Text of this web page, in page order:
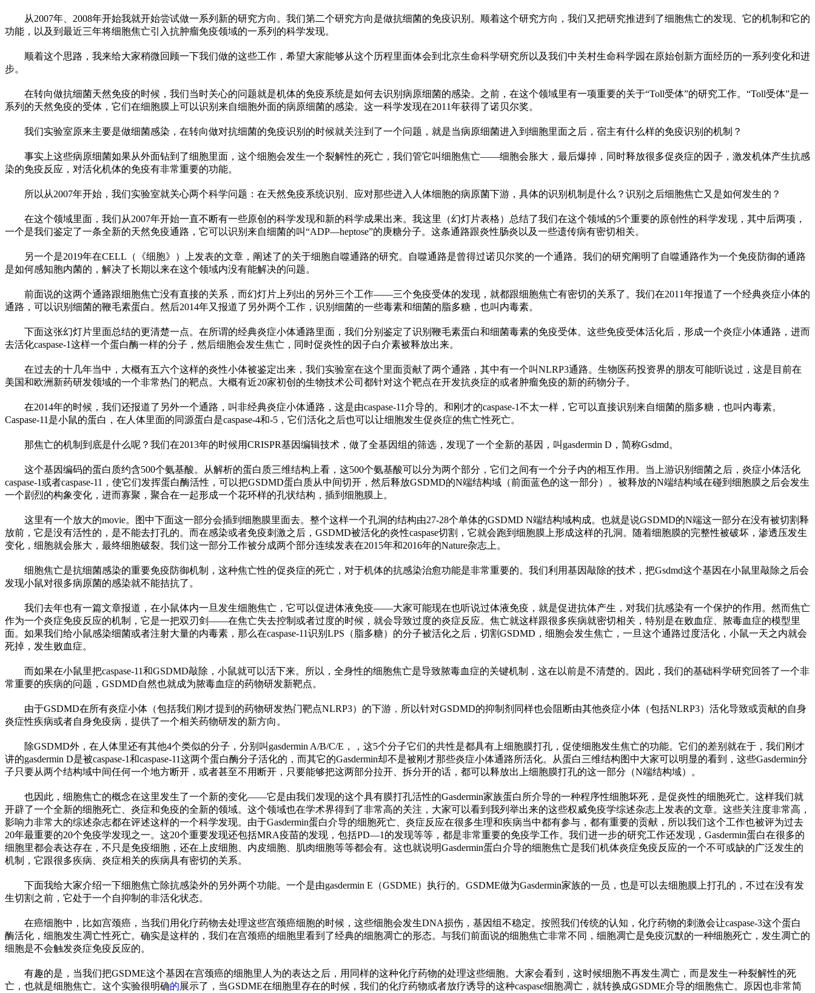
从2007年、2008年开始我就开始尝试做一系列新的研究方向。我们第二个研究方向是做抗细菌的免疫识别。顺着这个研究方向，我们又把研究推进到了细胞焦亡的发现、它的机制和它的
功能，以及到最近三年将细胞焦亡引入抗肿瘤免疫领域的一系列的科学发现。
顺着这个思路，我来给大家稍微回顾一下我们做的这些工作，希望大家能够从这个历程里面体会到北京生命科学研究所以及我们中关村生命科学园在原始创新方面经历的一系列变化和进
步。
在转向做抗细菌天然免疫的时候，我们当时关心的问题就是机体的免疫系统是如何去识别病原细菌的感染。之前，在这个领域里有一项重要的关于“Toll受体”的研究工作。“Toll受体”是一
系列的天然免疫的受体，它们在细胞膜上可以识别来自细胞外面的病原细菌的感染。这一科学发现在2011年获得了诺贝尔奖。
我们实验室原来主要是做细菌感染，在转向做对抗细菌的免疫识别的时候就关注到了一个问题，就是当病原细菌进入到细胞里面之后，宿主有什么样的免疫识别的机制？
事实上这些病原细菌如果从外面钻到了细胞里面，这个细胞会发生一个裂解性的死亡，我们管它叫细胞焦亡——细胞会胀大，最后爆掉，同时释放很多促炎症的因子，激发机体产生抗感
染的免疫反应，对活化机体的免疫有非常重要的功能。
所以从2007年开始，我们实验室就关心两个科学问题：在天然免疫系统识别、应对那些进入人体细胞的病原菌下游，具体的识别机制是什么？识别之后细胞焦亡又是如何发生的？
在这个领域里面，我们从2007年开始一直不断有一些原创的科学发现和新的科学成果出来。我这里（幻灯片表格）总结了我们在这个领域的5个重要的原创性的科学发现，其中后两项，
一个是我们鉴定了一条全新的天然免疫通路，它可以识别来自细菌的叫“ADP—heptose”的庚糖分子。这条通路跟炎性肠炎以及一些遗传病有密切相关。
另一个是2019年在CELL（《细胞》）上发表的文章，阐述了的关于细胞自噬通路的研究。自噬通路是曾得过诺贝尔奖的一个通路。我们的研究阐明了自噬通路作为一个免疫防御的通路
是如何感知胞内菌的，解决了长期以来在这个领域内没有能解决的问题。
前面说的这两个通路跟细胞焦亡没有直接的关系，而幻灯片上列出的另外三个工作——三个免疫受体的发现，就都跟细胞焦亡有密切的关系了。我们在2011年报道了一个经典炎症小体的
通路，可以识别细菌的鞭毛素蛋白。然后2014年又报道了另外两个工作，识别细菌的一些毒素和细菌的脂多糖，也叫内毒素。
下面这张幻灯片里面总结的更清楚一点。在所谓的经典炎症小体通路里面，我们分别鉴定了识别鞭毛素蛋白和细菌毒素的免疫受体。这些免疫受体活化后，形成一个炎症小体通路，进而
去活化caspase-1这样一个蛋白酶一样的分子，然后细胞会发生焦亡，同时促炎性的因子白介素被释放出来。
在过去的十几年当中，大概有五六个这样的炎性小体被鉴定出来，我们实验室在这个里面贡献了两个通路，其中有一个叫NLRP3通路。生物医药投资界的朋友可能听说过，这是目前在
美国和欧洲新药研发领域的一个非常热门的靶点。大概有近20家初创的生物技术公司都针对这个靶点在开发抗炎症的或者肿瘤免疫的新的药物分子。
在2014年的时候，我们还报道了另外一个通路，叫非经典炎症小体通路，这是由caspase-11介导的。和刚才的caspase-1不太一样，它可以直接识别来自细菌的脂多糖，也叫内毒素。
Caspase-11是小鼠的蛋白，在人体里面的同源蛋白是caspase-4和-5，它们活化之后也可以让细胞发生促炎症的焦亡性死亡。
那焦亡的机制到底是什么呢？我们在2013年的时候用CRISPR基因编辑技术，做了全基因组的筛选，发现了一个全新的基因，叫gasdermin D，简称Gsdmd。
这个基因编码的蛋白质约含500个氨基酸。从解析的蛋白质三维结构上看，这500个氨基酸可以分为两个部分，它们之间有一个分子内的相互作用。当上游识别细菌之后，炎症小体活化
caspase-1或者caspase-11，使它们发挥蛋白酶活性 ，可以把GSDMD蛋白质从中间切开，然后释放GSDMD的N端结构域（前面蓝色的这一部分）。被释放的N端结构域在碰到细胞膜之后会发生
一个剧烈的构象变化，进而寡聚，聚合在一起形成一个花环样的孔状结构，插到细胞膜上。
这里有一个放大的movie。图中下面这一部分会插到细胞膜里面去。整个这样一个孔洞的结构由27-28个单体的GSDMD N端结构域构成。也就是说GSDMD的N端这一部分在没有被切割释
放前，它是没有活性的，是不能去打孔的。而在感染或者免疫刺激之后，GSDMD被活化的炎性caspase切割，它就会跑到细胞膜上形成这样的孔洞。随着细胞膜的完整性被破坏，渗透压发生
变化，细胞就会胀大，最终细胞破裂。我们这一部分工作被分成两个部分连续发表在2015年和2016年的Nature杂志上。
细胞焦亡是抗细菌感染的重要免疫防御机制，这种焦亡性的促炎症的死亡，对于机体的抗感染治愈功能是非常重要的。我们利用基因敲除的技术，把Gsdmd这个基因在小鼠里敲除之后会
发现小鼠对很多病原菌的感染就不能拮抗了。
我们去年也有一篇文章报道，在小鼠体内一旦发生细胞焦亡，它可以促进体液免疫——大家可能现在也听说过体液免疫，就是促进抗体产生，对我们抗感染有一个保护的作用。然而焦亡
作为一个炎症免疫反应的机制，它是一把双刃剑——在焦亡失去控制或者过度的时候，就会导致过度的炎症反应。焦亡就这样跟很多疾病就密切相关，特别是在败血症、脓毒血症的模型里
面。如果我们给小鼠感染细菌或者注射大量的内毒素，那么在caspase-11识别LPS（脂多糖）的分子被活化之后，切割GSDMD，细胞会发生焦亡，一旦这个通路过度活化，小鼠一天之内就会
死掉，发生败血症。
而如果在小鼠里把caspase-11和GSDMD敲除，小鼠就可以活下来。所以，全身性的细胞焦亡是导致脓毒血症的关键机制，这在以前是不清楚的。因此，我们的基础科学研究回答了一个非
常重要的疾病的问题，GSDMD自然也就成为脓毒血症的药物研发新靶点。
由于GSDMD在所有炎症小体（包括我们刚才提到的药物研发热门靶点NLRP3）的下游 ， 所以针对GSDMD的抑制剂同样也会阻断由其他炎症小体（包括NLRP3）活化导致或贡献的自身
炎症性疾病或者自身免疫病，提供了一个相关药物研发的新方向。
除GSDMD外，在人体里还有其他4个类似的分子，分别叫gasdermin A/B/C/E，，这5个分子它们的共性是都具有上细胞膜打孔，促使细胞发生焦亡的功能。它们的差别就在于，我们刚才
讲的gasdermin D是被caspase-1和caspase-11这两个蛋白酶分子活化的，而其它的Gasdermin却不是被刚才那些炎症小体通路所活化。从蛋白三维结构图中大家可以明显的看到，这些Gasdermin分
子只要从两个结构域中间任何一个地方断开，或者甚至不用断开，只要能够把这两部分拉开、拆分开的话，都可以释放出上细胞膜打孔的这一部分（N端结构域）。
也因此，细胞焦亡的概念在这里发生了一个新的变化——它是由我们发现的这个具有膜打孔活性的Gasdermin家族蛋白所介导的一种程序性细胞坏死，是促炎性的细胞死亡。这样我们就
开辟了一个全新的细胞死亡、炎症和免疫的全新的领域。这个领域也在学术界得到了非常高的关注，大家可以看到我列举出来的这些权威免疫学综述杂志上发表的文章。这些关注度非常高，
影响力非常大的综述杂志都在评述这样的一个科学发现。由于Gasdermin蛋白介导的细胞死亡、炎症反应在很多生理和疾病当中都有参与，都有重要的贡献，所以我们这个工作也被评为过去
20年最重要的20个免疫学发现之一。这20个重要发现还包括MRA疫苗的发现，包括PD—1的发现等等，都是非常重要的免疫学工作。我们进一步的研究工作还发现，Gasdermin蛋白在很多的
细胞里都会表达存在，不只是免疫细胞，还在上皮细胞、内皮细胞、肌肉细胞等等都会有。这也就说明Gasdermin蛋白介导的细胞焦亡是我们机体炎症免疫反应的一个不可或缺的广泛发生的
机制，它跟很多疾病、炎症相关的疾病具有密切的关系。
下面我给大家介绍一下细胞焦亡除抗感染外的另外两个功能。一个是由gasdermin E（GSDME）执行的。GSDME做为Gasdermin家族的一员，也是可以去细胞膜上打孔的，不过在没有发
生切割之前，它处于一个自抑制的非活化状态。
在癌细胞中，比如宫颈癌，当我们用化疗药物去处理这些宫颈癌细胞的时候，这些细胞会发生DNA损伤，基因组不稳定。按照我们传统的认知，化疗药物的刺激会让caspase-3这个蛋白
酶活化，细胞发生凋亡性死亡。确实是这样的，我们在宫颈癌的细胞里看到了经典的细胞凋亡的形态。与我们前面说的细胞焦亡非常不同，细胞凋亡是免疫沉默的一种细胞死亡，发生凋亡的
细胞是不会触发炎症免疫反应的。
有趣的是，当我们把GSDME这个基因在宫颈癌的细胞里人为的表达之后，用同样的这种化疗药物的处理这些细胞。大家会看到，这时候细胞不再发生凋亡，而是发生一种裂解性的死
亡，也就是细胞焦亡。这个实验很明确的展示了，当GSDME在细胞里存在的时候，我们的化疗药物或者放疗诱导的这种caspase细胞凋亡，就转换成GSDME介导的细胞焦亡。原因也非常简